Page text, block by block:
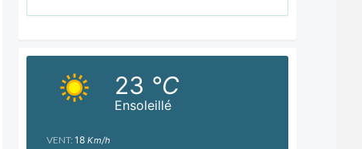
Ensoleillé
23 °C
VENT: 18Km/h